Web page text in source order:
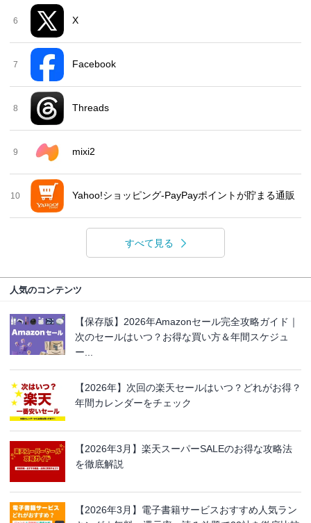
6 X
7 Facebook
8 Threads
9 mixi2
10 Yahoo!ショッピング-PayPayポイントが貯まる通販
すべて見る
人気のコンテンツ
【保存版】2026年Amazonセール完全攻略ガイド｜
次のセールはいつ？お得な買い方＆年間スケジュ
ー...
【2026年】次回の楽天セールはいつ？どれがお得？
年間カレンダーをチェック
【2026年3月】楽天スーパーSALEのお得な攻略法
を徹底解説
【2026年3月】電子書籍サービスおすすめ人気ラン